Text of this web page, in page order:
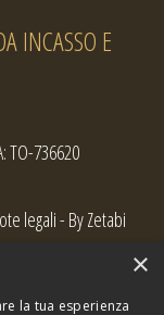
INCASSO E
TO-736620
legali- By Zetabi
×
la tua esperienza